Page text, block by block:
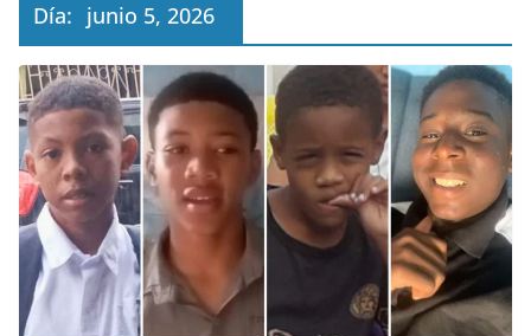
Día: junio 5, 2026